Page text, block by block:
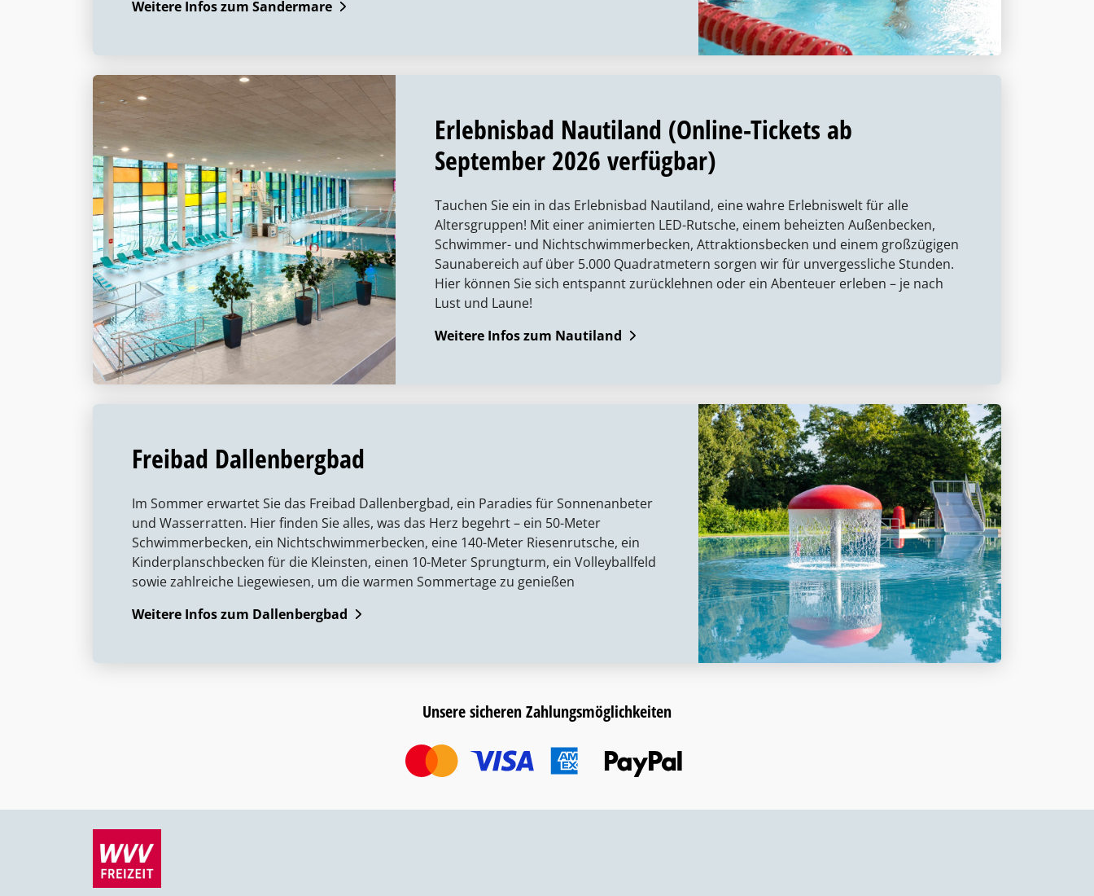
Weitere Infos zum Sandermare
Erlebnisbad Nautiland (Online-Tickets ab
September 2026 verfügbar)
Tauchen Sie ein in das Erlebnisbad Nautiland, eine wahre Erlebniswelt für alle
Altersgruppen! Mit einer animierten LED-Rutsche, einem beheizten Außenbecken,
Schwimmer- und Nichtschwimmerbecken, Attraktionsbecken und einem großzügigen
Saunabereich auf über 5.000 Quadratmetern sorgen wir für unvergessliche Stunden.
Hier können Sie sich entspannt zurücklehnen oder ein Abenteuer erleben – je nach
Lust und Laune!
Weitere Infos zum Nautiland
Freibad Dallenbergbad
Im Sommer erwartet Sie das Freibad Dallenbergbad, ein Paradies für Sonnenanbeter
und Wasserratten. Hier finden Sie alles, was das Herz begehrt – ein 50-Meter
Schwimmerbecken, ein Nichtschwimmerbecken, eine 140-Meter Riesenrutsche, ein
Kinderplanschbecken für die Kleinsten, einen 10-Meter Sprungturm, ein Volleyballfeld
sowie zahlreiche Liegewiesen, um die warmen Sommertage zu genießen
Weitere Infos zum Dallenbergbad
Unsere sicheren Zahlungsmöglichkeiten